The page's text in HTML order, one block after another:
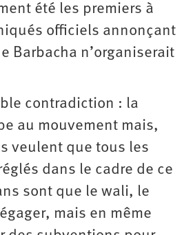
été les premiers à
officiels annonçant
Barbacha n’organiserait
contradiction : la
au mouvement mais,
veulent que tous les
dans le cadre de ce
sont que le wali, le
mais en même